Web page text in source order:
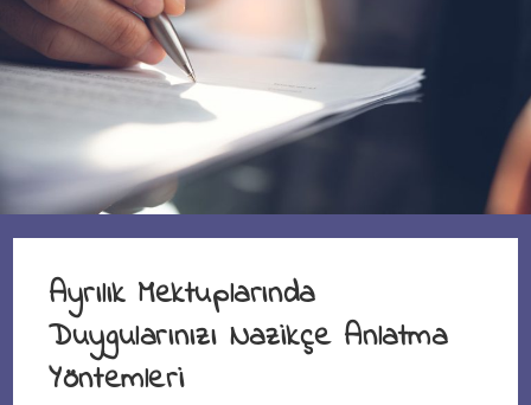
Ayrılık Mektuplarında
Duygularınızı Nazikçe Anlatma
Yöntemleri